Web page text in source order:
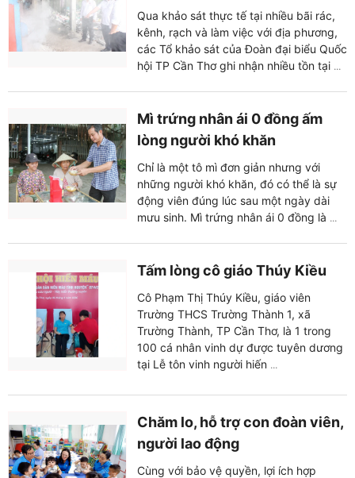
Qua khảo sát thực tế tại nhiều bãi rác,
kênh, rạch và làm việc với địa phương,
các Tổ khảo sát của Đoàn đại biểu Quốc
hội TP Cần Thơ ghi nhận nhiều tồn tại...
Mì trứng nhân ái 0 đồng ấm
lòng người khó khăn
Chỉ là một tô mì đơn giản nhưng với
những người khó khăn, đó có thể là sự
động viên đúng lúc sau một ngày dài
mưu sinh. Mì trứng nhân ái 0 đồng là ...
Tấm lòng cô giáo Thúy Kiều
Cô Phạm Thị Thúy Kiều, giáo viên
Trường THCS Trường Thành 1, xã
Trường Thành, TP Cần Thơ, là 1 trong
100 cá nhân vinh dự được tuyên dương
tại Lễ tôn vinh người hiến...
Chăm lo, hỗ trợ con đoàn viên,
người lao động
Cùng với bảo vệ quyền, lợi ích hợp